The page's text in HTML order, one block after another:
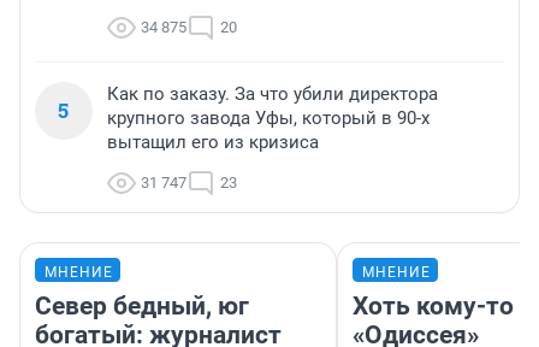
34 875 20
5
Как по заказу. За что убили директора
крупного завода Уфы, который в 90-х
вытащил его из кризиса
31 747 23
МНЕНИЕ
Север бедный, юг
богатый: журналист
МНЕНИЕ
Хоть кому-то
«Одиссея»